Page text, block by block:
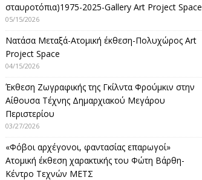
σταυροτόπια)1975-2025-Gallery Art Project Space
05/15/2026
Νατάσα Μεταξά-Ατομική έκθεση-Πολυχώρος Art
Project Space
04/15/2026
Έκθεση Ζωγραφικής της Γκίλντα Φρούμκιν στην
Αίθουσα Τέχνης Δημαρχιακού Μεγάρου
Περιστερίου
03/27/2026
«Φόβοι αρχέγονοι, φαντασίας επαρωγοί»
Ατομική έκθεση χαρακτικής του Φώτη Βάρθη-
Κέντρο Τεχνών ΜΕΤΣ